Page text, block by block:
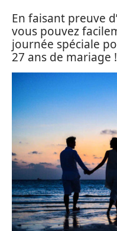
En faisant preuve
vous pouvez
journée spéciale
27 ans de mariage !